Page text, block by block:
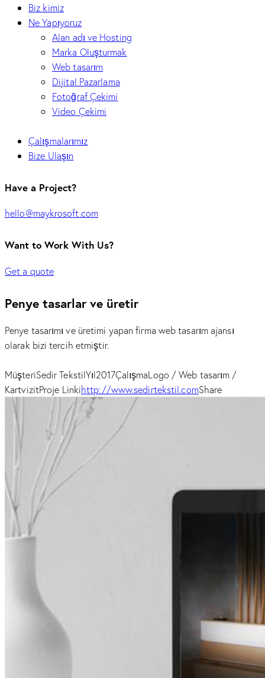
Biz kimiz
Ne Yapıyoruz
Alan adı ve Hosting
Marka Oluşturmak
Web tasarım
Dijital Pazarlama
Fotoğraf Çekimi
Video Çekimi
Çalışmalarımız
Bize Ulaşın
Have a Project?
hello@maykrosoft.com
Want to Work With Us?
Get a quote
Penye tasarlar ve üretir
Penye tasarımı ve üretimi yapan firma web tasarım ajansı
olarak bizi tercih etmiştir.
MüşteriSedir TekstilYıl2017ÇalışmaLogo / Web tasarım /
KartvizitProje Linkihttp://www.sedirtekstil.comShare